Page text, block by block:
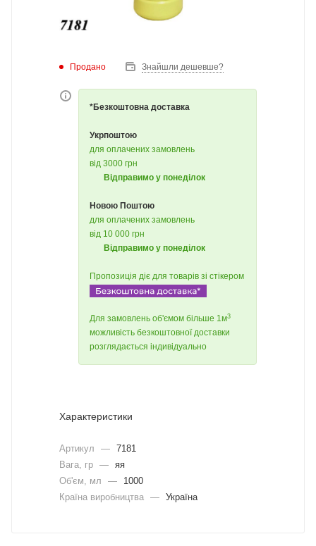
Продано Знайшли дешевше?
*Безкоштовна доставка
Укрпоштою
для оплачених замовлень
від 3000 грн
Відправимо у понеділок
Новою Поштою
для оплачених замовлень
від 10 000 грн
Відправимо у понеділок
Пропозиція діє для товарів зі стікером
Для замовлень об'ємом більше 1м3
можливість безкоштовної доставки
розглядається індивідуально
Характеристики
Артикул — 7181
Вага, гр — яя
Об'єм, мл
—
1000
Країна виробництва — Україна